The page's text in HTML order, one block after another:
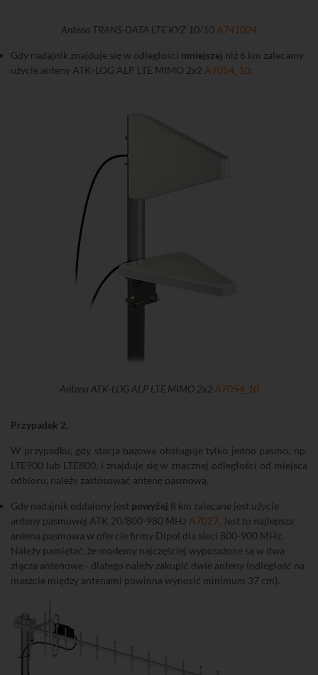
Antena TRANS-DATA LTE KYZ 10/10A741024
Gdy nadajnik znajduje się w odległości mniejszej niż 6 km zalecamy
użycie anteny ATK-LOG ALP LTE MIMO 2x2 A7054_10:
Antena ATK-LOG ALP LTE MIMO 2x2 A7054_10
Przypadek 2.
W przypadku, gdy stacja bazowa obsługuje tylko jedno pasmo, np.
LTE900 lub LTE800, i znajduje się w znacznej odległości od miejsca
odbioru, należy zastosować antenę pasmową.
Gdy nadajnik oddalony jest powyżej 8 km zalecane jest użycie
anteny pasmowej ATK 20/800-980 MHz A7027. Jest to najlepsza
antena pasmowa w ofercie firmy Dipol dla sieci 800-900 MHz.
Należy pamiętać, że modemy najczęściej wyposażone są w dwa
złącza antenowe - dlatego należy zakupić dwie anteny (odległość na
maszcie między antenami powinna wynosić minimum 37 cm).